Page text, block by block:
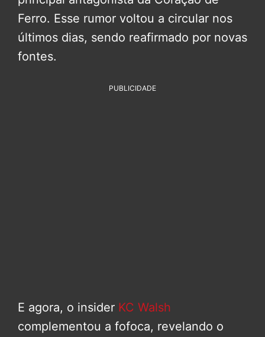
Ferro. Esse rumor voltou a circular nos
últimos dias, sendo reafirmado por novas
fontes.
PUBLICIDADE
E agora, o insider KC Walsh
complementou a fofoca, revelando o